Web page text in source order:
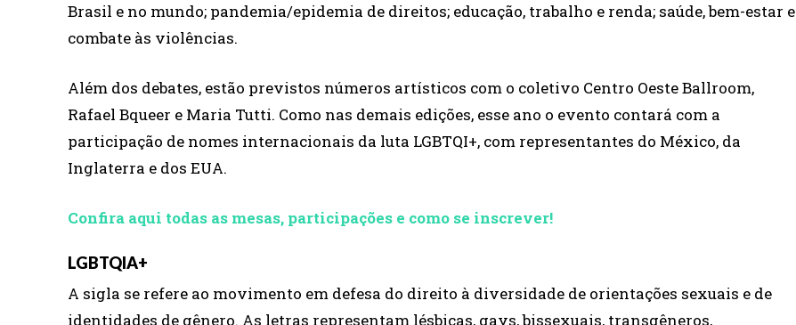
Brasil e no mundo; pandemia/epidemia de direitos; educação, trabalho e renda; saúde, bem-estar e
combate às violências.
Além dos debates, estão previstos números artísticos com o coletivo Centro Oeste Ballroom,
Rafael Bqueer e Maria Tutti. Como nas demais edições, esse ano o evento contará com a
participação de nomes internacionais da luta LGBTQI+, com representantes do México, da
Inglaterra e dos EUA.
Confira aqui todas as mesas, participações e como se inscrever!
LGBTQIA+
A sigla se refere ao movimento em defesa do direito à diversidade de orientações sexuais e de
identidades de gênero. As letras representam lésbicas, gays, bissexuais, transgêneros,